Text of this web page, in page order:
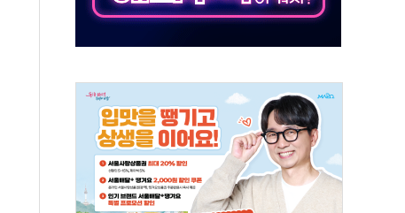
축 피해 최소화 '총력 대응'